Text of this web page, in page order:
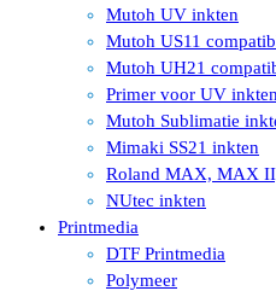
Mutoh UV inkten
Mutoh US11
Mutoh UH21
Primer voor UV inkten
Mutoh Sublimatie
Mimaki SS21 inkten
Roland MAX, MAX
NUtec inkten
Printmedia
DTF Printmedia
Polymeer